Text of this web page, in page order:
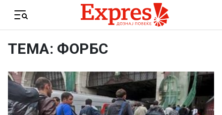
Menu
ТЕМА: ФОРБС